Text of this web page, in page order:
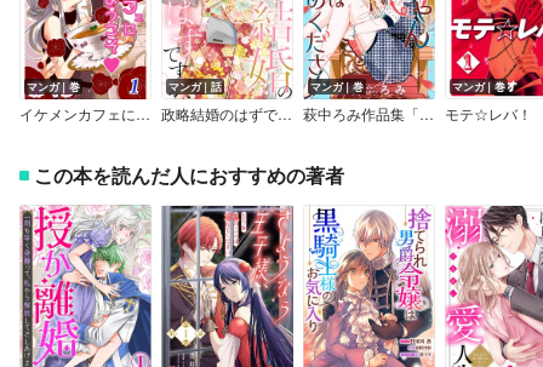
マンガ｜巻
イケメンカフェにようこそ
マンガ｜話
政略結婚のはずですが？ ～極甘御曹司の溺愛ウエディング計画～
マンガ｜巻
萩中ろみ作品集「坊ちゃん女装はおやめください」
マンガ｜巻
モテ☆レバ！
この本を読んだ人におすすめの著者